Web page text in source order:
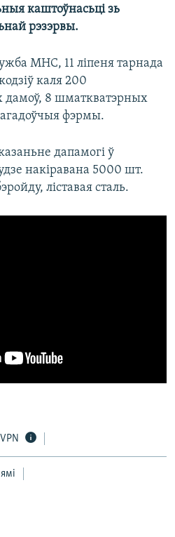
каштоўнасьці зь
рэзэрвы.
МНС, 11 ліпеня тарнада
каля 200
8 шматкватэрных
фэрмы.
дапамогі ў
накіравана 5000 шт.
ліставая сталь.